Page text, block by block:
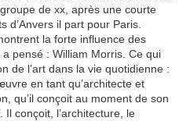
de xx, après une courte
d’Anvers il part pour Paris.
la forte influence des
pensé : William Morris. Ce qui
de l’art dans la vie quotidienne :
en tant qu’architecte et
qu’il conçoit au moment de son
Il conçoit, l’architecture, le